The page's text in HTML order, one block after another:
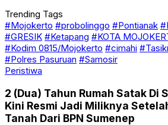
Trending Tags
#Mojokerto #probolinggo #Pontianak
#GRESIK #Ketapang #KOTA
#Kodim 0815/Mojokerto #cimahi
#Polres Pasuruan #Samosir
Peristiwa
2 (Dua) Tahun Rumah Satak Di
Kini Resmi Jadi Miliknya
Tanah Dari BPN Sumenep